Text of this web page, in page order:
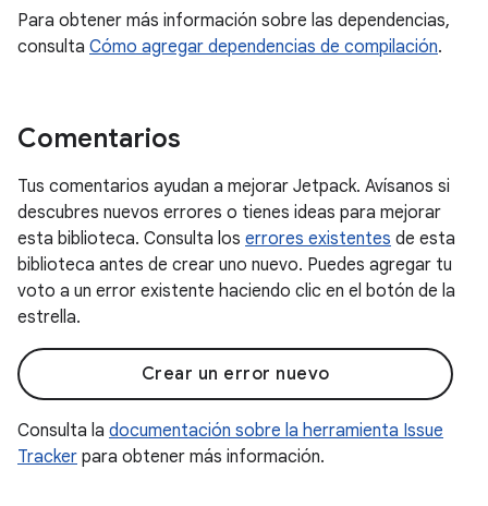
Para obtener más información sobre las dependencias,
consulta Cómo agregar dependencias de compilación.
Comentarios
Tus comentarios ayudan a mejorar Jetpack. Avísanos si
descubres nuevos errores o tienes ideas para mejorar
esta biblioteca. Consulta los errores existentes de esta
biblioteca antes de crear uno nuevo. Puedes agregar tu
voto a un error existente haciendo clic en el botón de la
estrella.
Crear un error nuevo
Consulta la documentación sobre la herramienta Issue
Tracker para obtener más información.